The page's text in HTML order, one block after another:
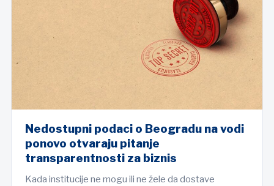
Nedostupni podaci o Beogradu na vodi
ponovo otvaraju pitanje
transparentnosti za biznis
Kada institucije ne mogu ili ne žele da dostave